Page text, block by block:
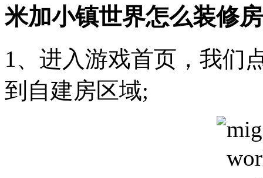
米加小镇世界怎么装修
1、进入游戏首页，我们
到自建房区域;